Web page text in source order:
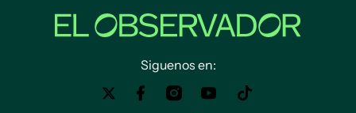
Siguenos en: